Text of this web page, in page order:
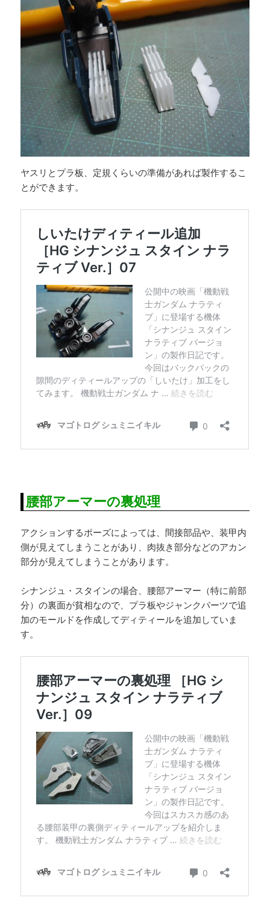
ヤスリとプラ板、定規くらいの準備があれば製作するこ
とができます。
腰部アーマーの裏処理
アクションするポーズによっては、間接部品や、装甲内
側が見えてしまうことがあり、肉抜き部分などのアカン
部分が見えてしまうことがあります。
シナンジュ・スタインの場合、腰部アーマー（特に前部
分）の裏面が貧相なので、プラ板やジャンクパーツで追
加のモールドを作成してディティールを追加していま
す。